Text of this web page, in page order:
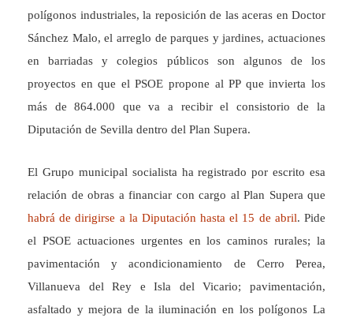
polígonos industriales, la reposición de las aceras en Doctor
Sánchez Malo, el arreglo de parques y jardines, actuaciones
en barriadas y colegios públicos son algunos de los
proyectos en que el PSOE propone al PP que invierta los
más de 864.000 que va a recibir el consistorio de la
Diputación de Sevilla dentro del Plan Supera.
El Grupo municipal socialista ha registrado por escrito esa
relación de obras a financiar con cargo al Plan Supera que
habrá de dirigirse a la Diputación hasta el 15 de abril. Pide
el PSOE actuaciones urgentes en los caminos rurales; la
pavimentación y acondicionamiento de Cerro Perea,
Villanueva del Rey e Isla del Vicario; pavimentación,
asfaltado y mejora de la iluminación en los polígonos La